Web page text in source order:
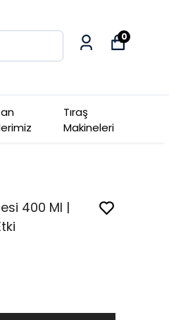
Tıraş
Makineleri
0
400 Ml |